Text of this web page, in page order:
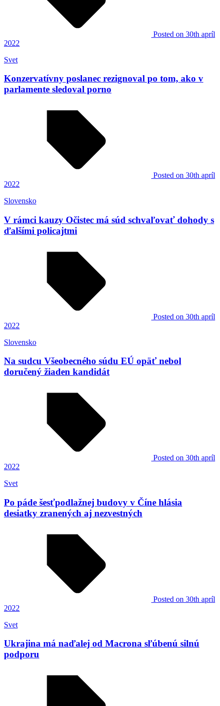
Posted on 30th apríl
2022
Svet
Konzervatívny poslanec rezignoval po tom, ako v
parlamente sledoval porno
Posted on 30th apríl
2022
Slovensko
V rámci kauzy Očistec má súd schvaľovať dohody s
ďalšími policajtmi
Posted on 30th apríl
2022
Slovensko
Na sudcu Všeobecného súdu EÚ opäť nebol
doručený žiaden kandidát
Posted on 30th apríl
2022
Svet
Po páde šesťpodlažnej budovy v Číne hlásia
desiatky zranených aj nezvestných
Posted on 30th apríl
2022
Svet
Ukrajina má naďalej od Macrona sľúbenú silnú
podporu